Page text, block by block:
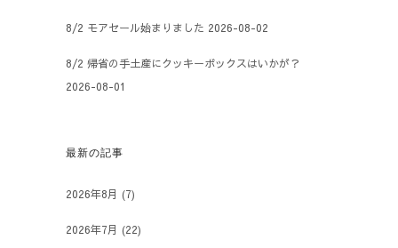
8/2 モアセール始まりました 2026-08-02
8/2 帰省の手土産にクッキーボックスはいかが？
2026-08-01
最新の記事
2026年8月 (7)
2026年7月 (22)